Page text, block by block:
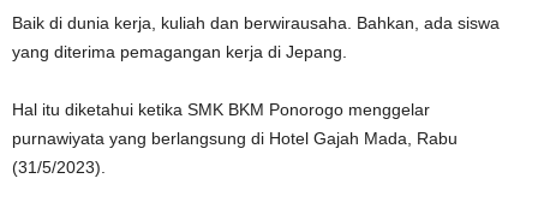
Baik di dunia kerja, kuliah dan berwirausaha. Bahkan, ada siswa
yang diterima pemagangan kerja di Jepang.
Hal itu diketahui ketika SMK BKM Ponorogo menggelar
purnawiyata yang berlangsung di Hotel Gajah Mada, Rabu
(31/5/2023).